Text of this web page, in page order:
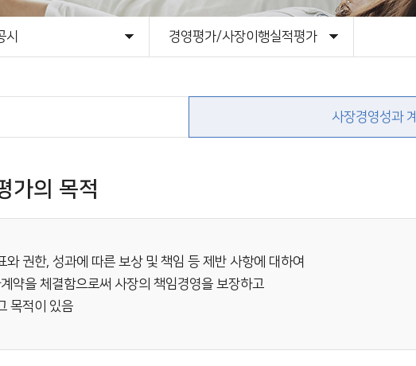
시 경영평가/사장이행실적평가
사장경영성과
가의 목적
권한, 성과에 따른 보상 및 책임 등 제반 사항에 대하여
약을 체결함으로써 사장의 책임경영을 보장하고
목적이 있음